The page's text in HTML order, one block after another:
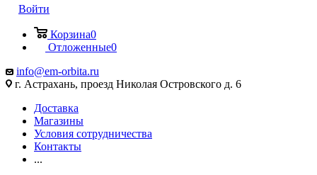
Войти
Корзина0
Отложенные0
info@em-orbita.ru
г. Астрахань, проезд Николая Островского д. 6
Доставка
Магазины
Условия сотрудничества
Контакты
...